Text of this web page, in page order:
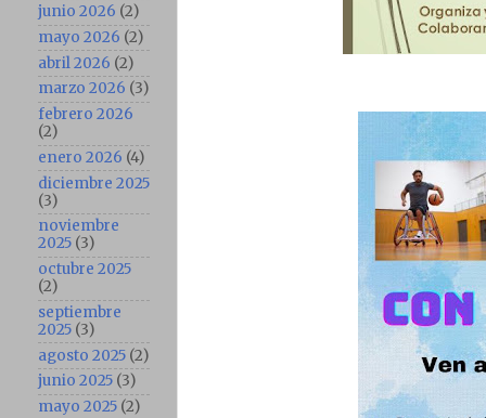
junio 2026 (2)
mayo 2026 (2)
abril 2026 (2)
marzo 2026 (3)
febrero 2026
(2)
enero 2026 (4)
diciembre 2025
(3)
noviembre
2025 (3)
octubre 2025
(2)
septiembre
2025 (3)
agosto 2025 (2)
junio 2025 (3)
mayo 2025 (2)